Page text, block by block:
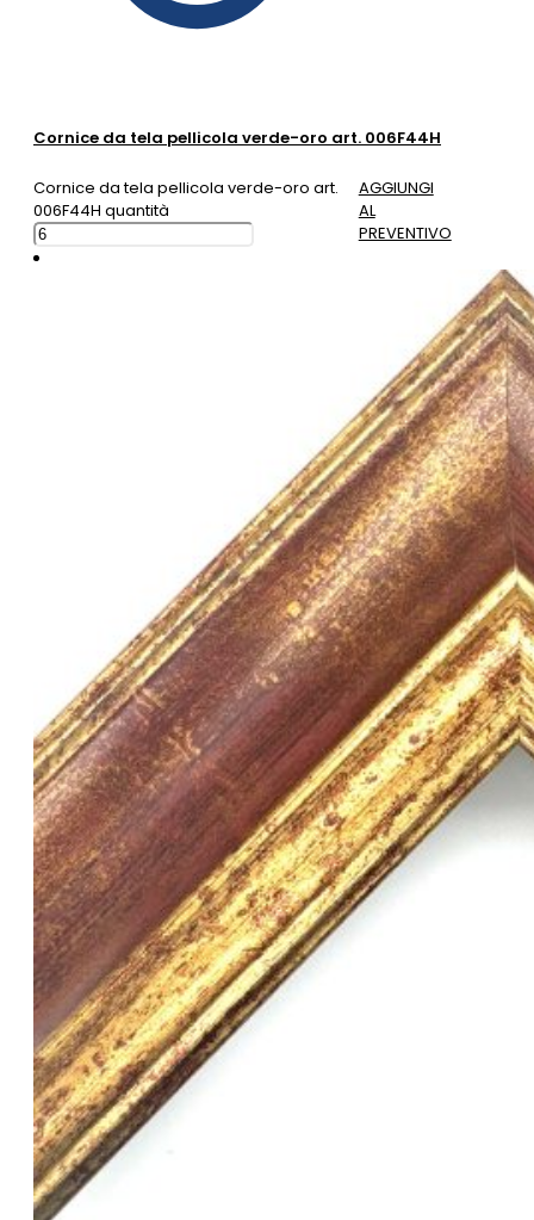
Cornice da tela pellicola verde-oro art. 006F44H
Cornice da tela pellicola verde-oro art.
006F44H quantità
AGGIUNGI
AL
PREVENTIVO